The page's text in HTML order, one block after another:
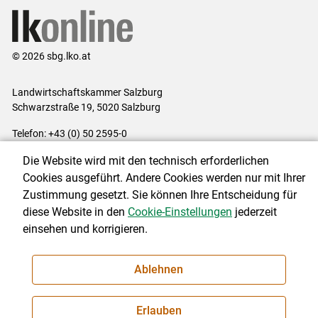
© 2026 sbg.lko.at
Landwirtschaftskammer Salzburg
Schwarzstraße 19, 5020 Salzburg
Telefon: +43 (0) 50 2595-0
Impressum|Kontakt|Datenschutzerklärung|Barrierefreiheit|
Cookie-Einstellungen
NEWSLETTER
Die Website wird mit den technisch erforderlichen
Cookies ausgeführt. Andere Cookies werden nur mit Ihrer
Zustimmung gesetzt. Sie können Ihre Entscheidung für
diese Website in den Cookie-Einstellungen jederzeit
einsehen und korrigieren.
Ablehnen
Erlauben